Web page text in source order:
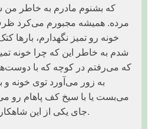
که بشنوم مادرم به خاطر
مرده. همیشه مجبورم می‌کرد
خونه رو تمیز نگهدارم، بارها
شدم به خاطر این که چرا خونه
که می‌رفتم در کوچه که با
به زور می‌آورد توی خونه و
می‌بست یا با سیخ کف پاهام رو
جای یکی از این شاهکار هاش روی پامه.